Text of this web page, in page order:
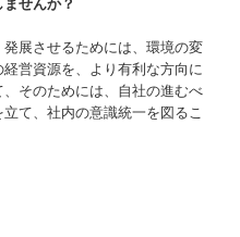
せんか？
展させるためには、環境の変
営資源を、より有利な方向に
そのためには、自社の進むべ
て、社内の意識統一を図るこ